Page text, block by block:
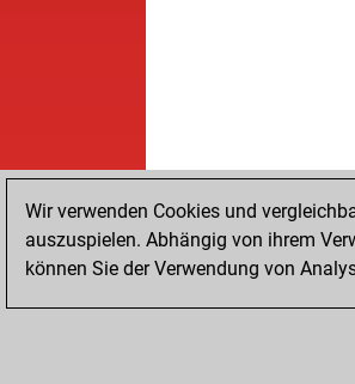
Wir verwenden Cookies und
auszuspielen. Abhängig von ihrem
können Sie der Verwendung von